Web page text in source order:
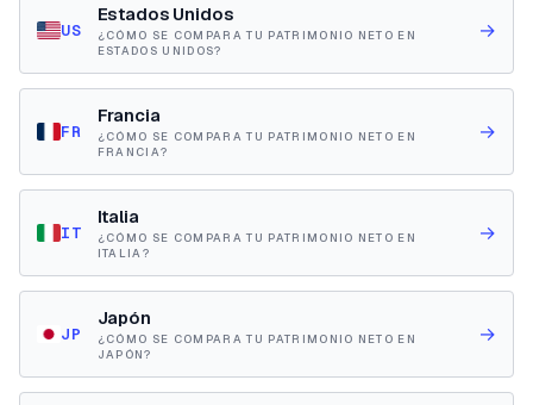
US
Estados Unidos
¿CÓMO SE COMPARA TU PATRIMONIO NETO EN
ESTADOS UNIDOS?
→
FR
Francia
¿CÓMO SE COMPARA TU PATRIMONIO NETO EN
FRANCIA?
→
IT
Italia
¿CÓMO SE COMPARA TU PATRIMONIO NETO EN
ITALIA?
→
JP
Japón
¿CÓMO SE COMPARA TU PATRIMONIO NETO EN
JAPÓN?
→